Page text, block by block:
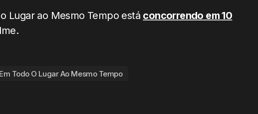
Lugar ao Mesmo Tempo está concorrendo em 10
Todo O Lugar Ao Mesmo Tempo